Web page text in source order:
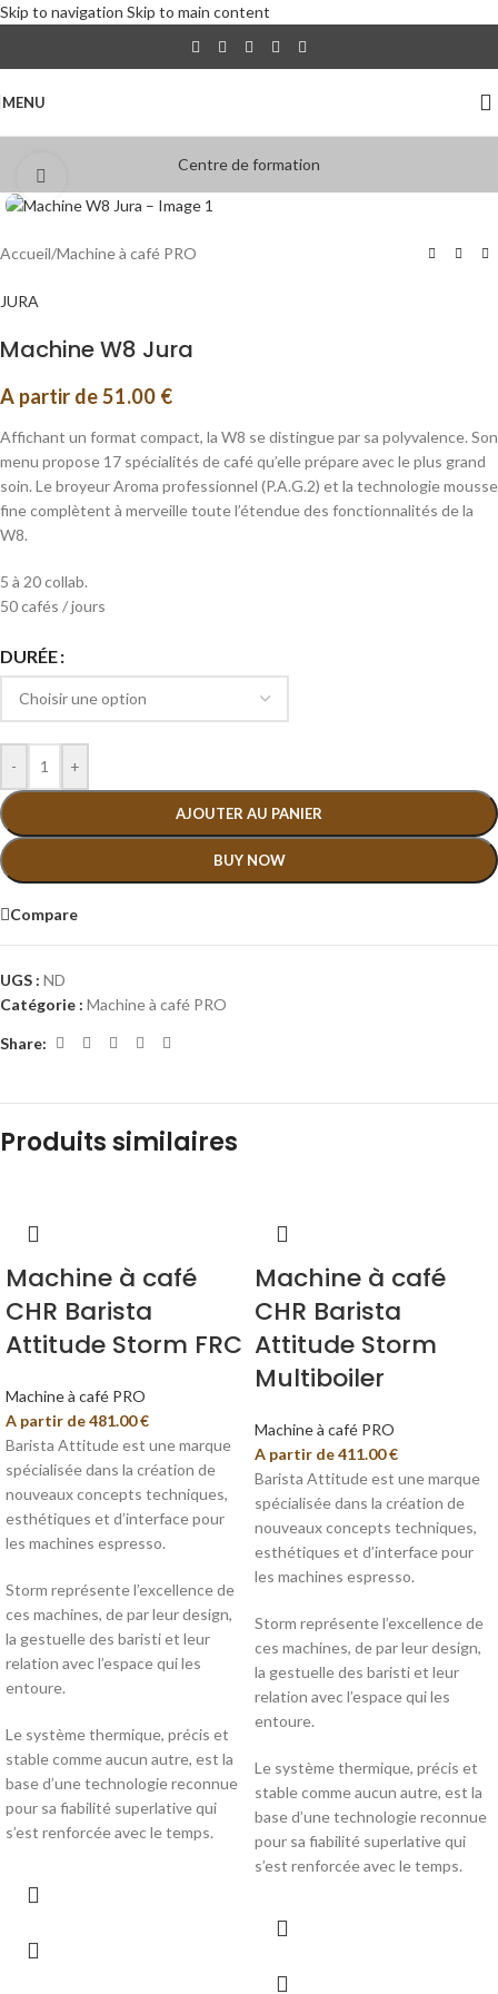
Skip to navigation Skip to main content
MENU
Centre de formation
Accueil/Machine à café PRO
JURA
Machine W8 Jura
A partir de51.00 €
Affichant un format compact, la W8 se distingue par sa polyvalence. Son
menu propose 17 spécialités de café qu’elle prépare avec le plus grand
soin. Le broyeur Aroma professionnel (P.A.G.2) et la technologie mousse
fine complètent à merveille toute l’étendue des fonctionnalités de la
W8.
5 à 20 collab.
50 cafés / jours
DURÉE
- +
AJOUTER AU PANIER
BUY NOW
Compare
UGS : ND
Catégorie : Machine à café PRO
Share:
Produits similaires
Machine à café
CHR Barista
Attitude Storm FRC
Machine à café PRO
A partir de481.00€
Barista Attitude est une marque
spécialisée dans la création de
nouveaux concepts techniques,
esthétiques et d’interface pour
les machines espresso.
Storm représente l’excellence de
ces machines, de par leur design,
la gestuelle des baristi et leur
relation avec l’espace qui les
entoure.
Le système thermique, précis et
stable comme aucun autre, est la
base d’une technologie reconnue
pour sa fiabilité superlative qui
s’est renforcée avec le temps.
Machine à café
CHR Barista
Attitude Storm
Multiboiler
Machine à café PRO
A partir de411.00€
Barista Attitude est une marque
spécialisée dans la création de
nouveaux concepts techniques,
esthétiques et d’interface pour
les machines espresso.
Storm représente l’excellence de
ces machines, de par leur design,
la gestuelle des baristi et leur
relation avec l’espace qui les
entoure.
Le système thermique, précis et
stable comme aucun autre, est la
base d’une technologie reconnue
pour sa fiabilité superlative qui
s’est renforcée avec le temps.